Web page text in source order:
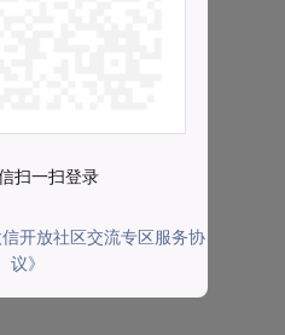
扫一扫登录
信开放社区交流专区服务协
议》